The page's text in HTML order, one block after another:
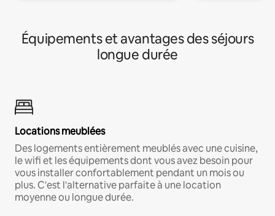
Équipements et avantages des séjours
longue durée
Locations meublées
Des logements entièrement meublés avec une cuisine,
le wifi et les équipements dont vous avez besoin pour
vous installer confortablement pendant un mois ou
plus. C'est l'alternative parfaite à une location
moyenne ou longue durée.